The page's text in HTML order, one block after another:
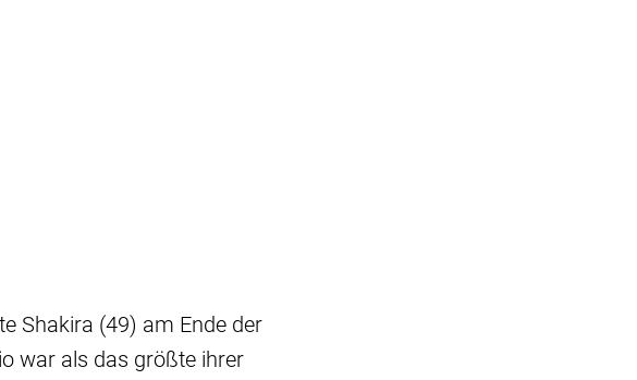
Shakira (49) am Ende der
war als das größte ihrer